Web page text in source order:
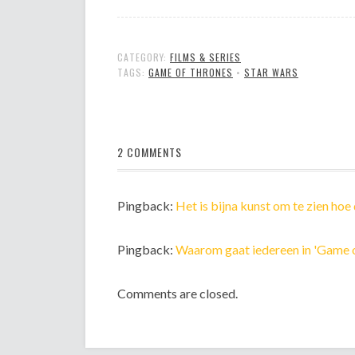
CATEGORY: FILMS & SERIES
TAGS: GAME OF THRONES • STAR WARS
2 COMMENTS
Pingback: Het is bijna kunst om te zien
Pingback: Waarom gaat iedereen in
Comments are closed.